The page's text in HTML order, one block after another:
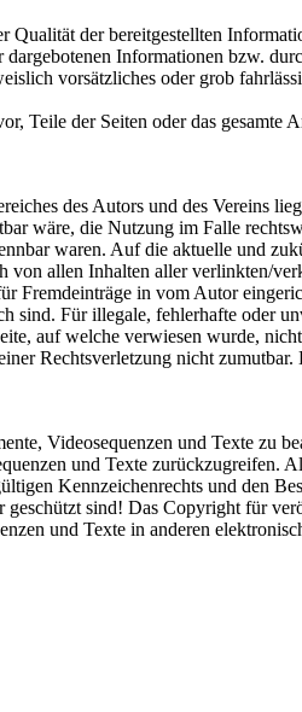
der bereitgestellten
Informationen bzw.
vorsätzliches oder grob
der Seiten oder das gesamte
des Autors und des Vereins
wäre, die Nutzung im Falle
waren. Auf die aktuelle und
allen Inhalten aller verlinkten/
Fremdeinträge in vom Autor
Für illegale, fehlerhafte oder
auf welche verwiesen wurde,
Rechtsverletzung nicht
Videosequenzen und Texte zu
und Texte zurückzugreifen.
Kennzeichenrechts und den
sind! Das Copyright für
und Texte in anderen